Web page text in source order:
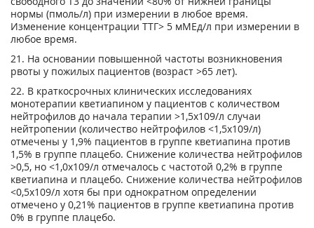
нормы (пмоль/л) при измерении в любое время.
Изменение концентрации ТТГ> 5 мМЕд/л при измерении в
любое время.
21. На основании повышенной частоты возникновения
рвоты у пожилых пациентов (возраст >65 лет).
22. В краткосрочных клинических исследованиях
монотерапии кветиапином у пациентов с количеством
нейтрофилов до начала терапии >1,5х109/л случаи
нейтропении (количество нейтрофилов <1,5х109/л)
отмечены у 1,9% пациентов в группе кветиапина против
1,5% в группе плацебо. Снижение количества нейтрофилов
>0,5, но <1,0х109/л отмечалось с частотой 0,2% в группе
кветиапина и плацебо. Снижение количества нейтрофилов
<0,5x109/л хотя бы при однократном определении
отмечено у 0,21% пациентов в группе кветиапина против
0% в группе плацебо.